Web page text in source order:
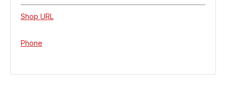
Shop URL
Phone